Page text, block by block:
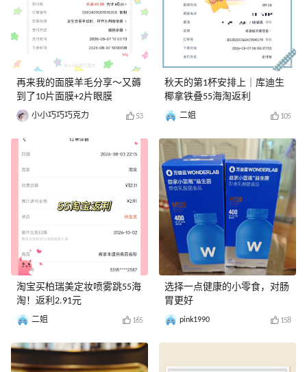
再来我的面膜羊毛分享～又薅
到了10片面膜+2片眼膜
小小巧巧巧克力 53
淘宝买柏瑞美定妆喷雾跳55海
淘！返利2.91元
二姐 165
秋天的第1杯安排上｜库迪生
椰拿铁叠55海淘返利
二姐 105
选择一点健康的小零食，对肠
胃更好
pink1990 158